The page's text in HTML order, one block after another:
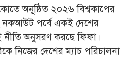
অনুষ্ঠিত ২০২৬ বিশ্বকাপের
নকআউট পর্বে একই দেশের
নীতি অনুসরণ করছে ফিফা।
নিজের দেশের ম্যাচ পরিচালনা